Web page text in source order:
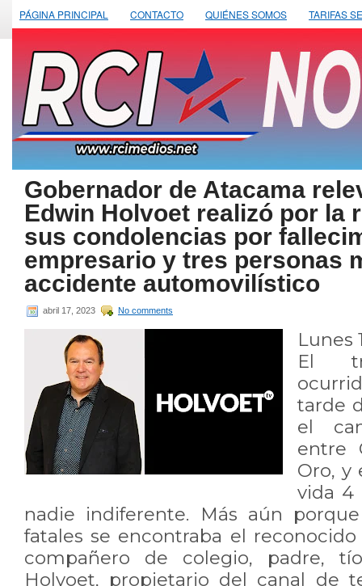
PÁGINA PRINCIPAL CONTACTO QUIÉNES SOMOS TARIFAS
Gobernador de Atacama
Edwin Holvoet realizó por la
sus condolencias por
empresario y tres personas
accidente automovilístico
abril 17, 2023 No comments
Lunes
El
tarde
el
entre
Oro, y
vida 4
nadie indiferente. Más aún
fatales se encontraba el
compañero de colegio, padre,
Holvoet, propietario del canal de